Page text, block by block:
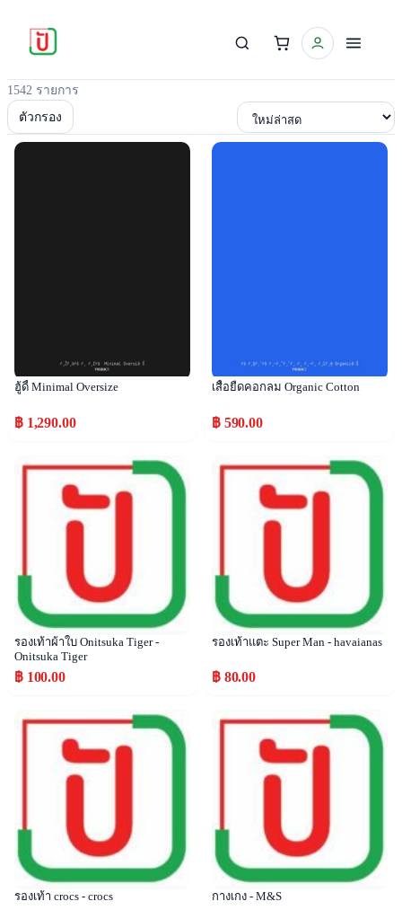
1542 รายการ
ตัวกรอง เรียงตาม
ฮู้ดี้ Minimal Oversize
฿ 1,290.00
เสื้อยืดคอกลม Organic Cotton
฿ 590.00
Popular
รองเท้าผ้าใบ Onitsuka Tiger -
Onitsuka Tiger
฿ 100.00
Popular
รองเท้าแตะ Super Man - havaianas
฿ 80.00
Popular
รองเท้า crocs - crocs
Popular
กางเกง - M&S